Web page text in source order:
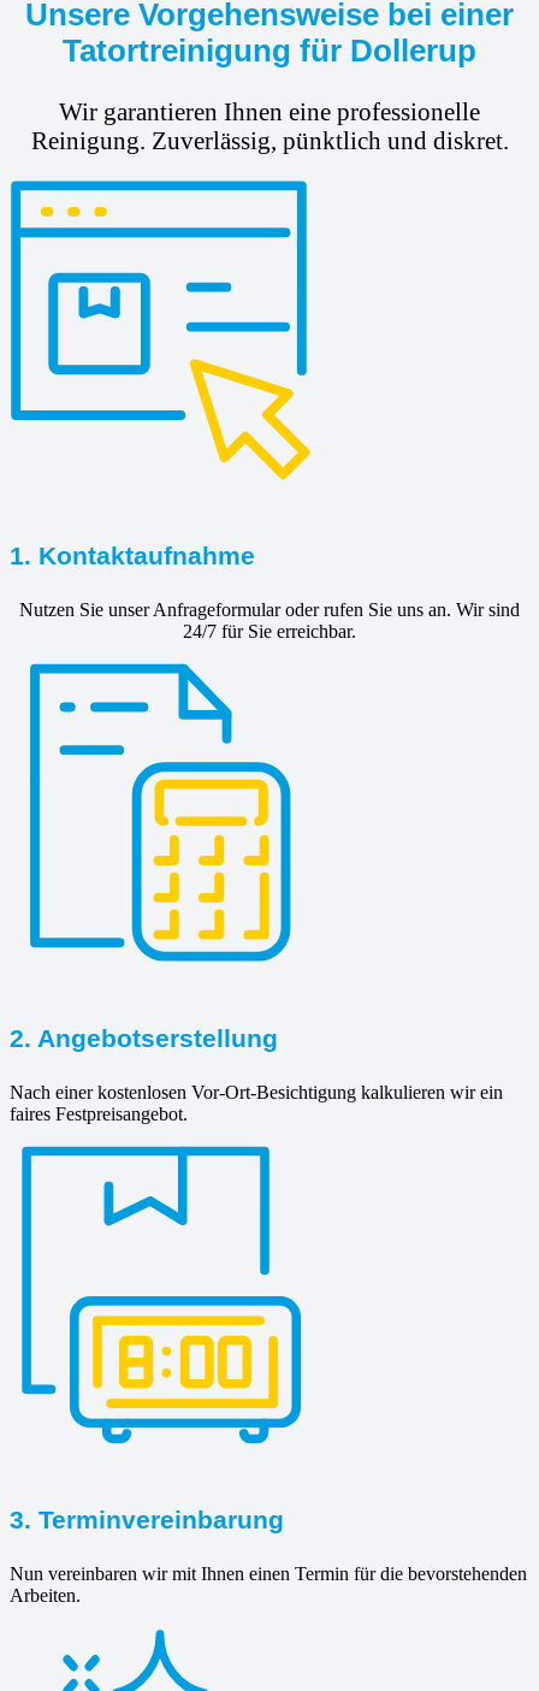
Unsere Vorgehensweise bei einer
Tatortreinigung für Dollerup
Wir garantieren Ihnen eine professionelle
Reinigung. Zuverlässig, pünktlich und diskret.
1. Kontaktaufnahme
Nutzen Sie unser Anfrageformular oder rufen Sie uns an. Wir sind
24/7 für Sie erreichbar.
2. Angebotserstellung
Nach einer kostenlosen Vor-Ort-Besichtigung kalkulieren wir ein
faires Festpreisangebot.
3. Terminvereinbarung
Nun vereinbaren wir mit Ihnen einen Termin für die bevorstehenden
Arbeiten.